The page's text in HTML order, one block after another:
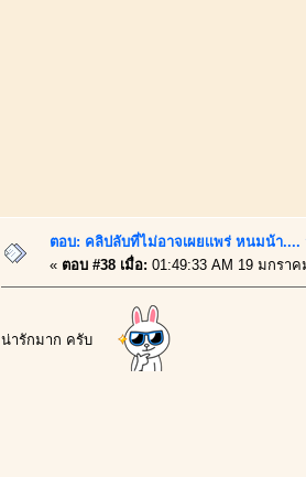
ตอบ: คลิปลับที่ไม่อาจเผยเเพร่ หนมน้า
« ตอบ #38 เมื่อ: 01:49:33 AM 19 มกราค
น่ารักมาก ครับ